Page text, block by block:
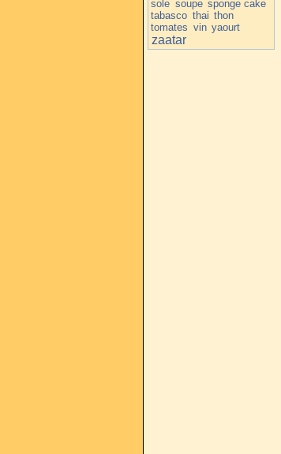
sole soupe sponge cake
tabasco thai thon
tomates vin yaourt
zaatar